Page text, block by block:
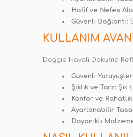
Hafif ve Nefes
Güvenli Bağlantı:
KULLANIM
Doggie Havalı Dokuma
Güvenli
Şıklık ve Tarz: Şık
Konfor ve Rahatlık:
Ayarlanabilir
Dayanıklı